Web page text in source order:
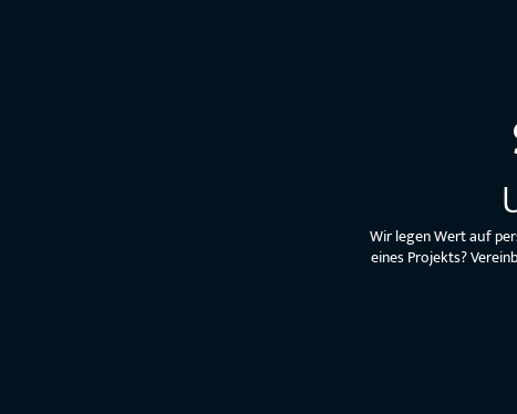
Wir legen Wert auf
eines Projekts?